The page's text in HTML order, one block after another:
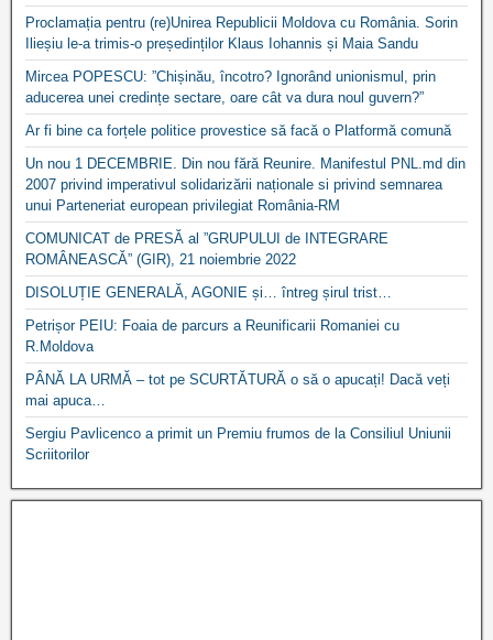
Proclamația pentru (re)Unirea Republicii Moldova cu România. Sorin
Ilieșiu le-a trimis-o președinților Klaus Iohannis și Maia Sandu
Mircea POPESCU: ”Chișinău, încotro? Ignorând unionismul, prin
aducerea unei credințe sectare, oare cât va dura noul guvern?”
Ar fi bine ca forțele politice provestice să facă o Platformă comună
Un nou 1 DECEMBRIE. Din nou fără Reunire. Manifestul PNL.md din
2007 privind imperativul solidarizării naționale si privind semnarea
unui Parteneriat european privilegiat România-RM
COMUNICAT de PRESĂ al ”GRUPULUI de INTEGRARE
ROMÂNEASCĂ” (GIR), 21 noiembrie 2022
DISOLUȚIE GENERALĂ, AGONIE și… întreg șirul trist…
Petrișor PEIU: Foaia de parcurs a Reunificarii Romaniei cu
R.Moldova
PÂNĂ LA URMĂ – tot pe SCURTĂTURĂ o să o apucați! Dacă veți
mai apuca…
Sergiu Pavlicenco a primit un Premiu frumos de la Consiliul Uniunii
Scriitorilor